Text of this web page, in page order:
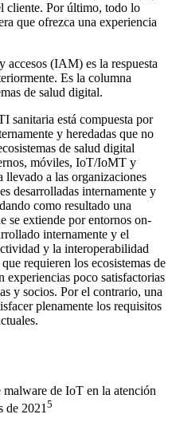
cliente. Por último, todo lo
que ofrezca una experiencia
accesos (IAM) es la respuesta
Es la columna
de salud digital.
sanitaria está compuesta por
y heredadas que no
de salud digital
móviles, IoT/IoMT y
a las organizaciones
desarrolladas internamente y
como resultado una
se extiende por entornos on-
internamente y el
y la interoperabilidad
requieren los ecosistemas de
experiencias poco satisfactorias
y socios. Por el contrario, una
plenamente los requisitos
de IoT en la atención
de 20215